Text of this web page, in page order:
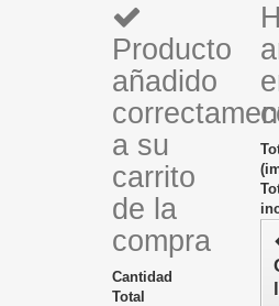
Producto
añadido
a su
carrito
de la
compra
Cantidad
Total